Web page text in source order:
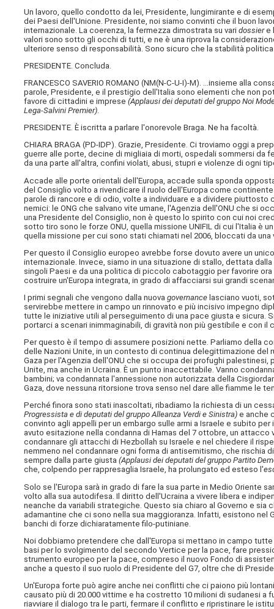
Un lavoro, quello condotto da lei, Presidente, lungimirante e di
dei Paesi dell'Unione. Presidente, noi siamo convinti che il buon
internazionale. La coerenza, la fermezza dimostrata su varidossiere
valori sono sotto gli occhi di tutti, e ne è una riprova la
ulteriore senso di responsabilità. Sono sicuro che la stabilità
PRESIDENTE. Concluda.
FRANCESCO SAVERIO ROMANO (NM(N-C-U-I)-M). …insieme alla
parole, Presidente, e il prestigio dell'Italia sono elementi che non
favore di cittadini e imprese(Applausi dei deputati del gruppo Noi
Lega-Salvini Premier).
PRESIDENTE. È iscritta a parlare l'onorevole Braga. Ne ha facoltà.
CHIARA BRAGA (PD-IDP). Grazie, Presidente. Ci troviamo oggi a
guerre alle porte, decine di migliaia di morti, ospedali sommersi
da una parte all'altra, confini violati, abusi, stupri e violenze di ogni
Accade alle porte orientali dell'Europa, accade sulla sponda
del Consiglio volto a rivendicare il ruolo dell'Europa come
parole di rancore e di odio, volte a individuare e a dividere
nemici: le ONG che salvano vite umane, l'Agenzia dell'ONU che si
una Presidente del Consiglio, non è questo lo spirito con cui noi
sotto tiro sono le forze ONU, quella missione UNIFIL di cui l'Italia
quella missione per cui sono stati chiamati nel 2006, bloccati da
Per questo il Consiglio europeo avrebbe forse dovuto avere un
internazionale. Invece, siamo in una situazione di stallo, dettata
singoli Paesi e da una politica di piccolo cabotaggio per favorire
costruire un'Europa integrata, in grado di affacciarsi sui grandi
I primi segnali che vengono dalla nuovagovernance lasciano vuoti,
servirebbe mettere in campo un rinnovato e più incisivo impegno
tutte le iniziative utili al perseguimento di una pace giusta e
portarci a scenari inimmaginabili, di gravità non più gestibile e con
Per questo è il tempo di assumere posizioni nette. Parliamo della
delle Nazioni Unite, in un contesto di continua delegittimazione
Gaza per l'Agenzia dell'ONU che si occupa dei profughi
Unite, ma anche in Ucraina. È un punto inaccettabile. Vanno
bambini; va condannata l'annessione non autorizzata della
Gaza, dove nessuna ritorsione trova senso nel dare alle fiamme le
Perché finora sono stati inascoltati, ribadiamo la richiesta di un
Progressista e di deputati del gruppo Alleanza Verdi e Sinistra) e anche
convinto agli appelli per un embargo sulle armi a Israele e subito
avuto esitazione nella condanna di Hamas del 7 ottobre, un
condannare gli attacchi di Hezbollah su Israele e nel chiedere il
nemmeno nel condannare ogni forma di antisemitismo, che rischia
sempre dalla parte giusta(Applausi dei deputati del gruppo Partito
che, colpendo per rappresaglia Israele, ha prolungato ed esteso l'
Solo se l'Europa sarà in grado di fare la sua parte in Medio Oriente
volto alla sua autodifesa. Il diritto dell'Ucraina a vivere libera e
neanche da variabili strategiche. Questo sia chiaro al Governo e
adamantine che ci sono nella sua maggioranza. Infatti, esistono
banchi di forze dichiaratamente filo-putiniane.
Noi dobbiamo pretendere che dall'Europa si mettano in campo
basi per lo svolgimento del secondo Vertice per la pace, fare
strumento europeo per la pace, compreso il nuovo Fondo di
anche a questo il suo ruolo di Presidente del G7, oltre che di
Un'Europa forte può agire anche nei conflitti che ci paiono più
causato più di 20.000 vittime e ha costretto 10 milioni di sudanesi
riavviare il dialogo tra le parti, fermare il conflitto e ripristinare le